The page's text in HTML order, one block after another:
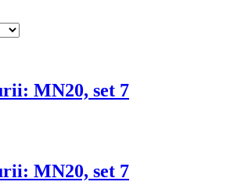
MN20, set 7
MN20, set 7